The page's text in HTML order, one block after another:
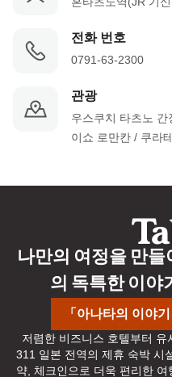
전화 번호
0791-63-2300
관광
우스쿠치 타츠노
이쇼 로만칸 / 쿠라
「아나타의 이야
나만의 여정을 만
의 독특한 이야
저렴한 비즈니스 호텔부터
311 일본 전역의 제휴 숙박 시
약, 체크인으로 더욱 편리한